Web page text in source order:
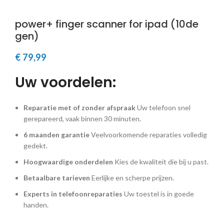
power+ finger scanner for ipad (10de
gen)
€ 79,99
Uw voordelen:
Reparatie met of zonder afspraakUw telefoon snel
gerepareerd, vaak binnen 30 minuten.
6 maanden garantieVeelvoorkomende reparaties volledig
gedekt.
Hoogwaardige onderdelen Kies de kwaliteit die bij u past.
Betaalbare tarieven Eerlijke en scherpe prijzen.
Experts in telefoonreparaties Uw toestel is in goede
handen.